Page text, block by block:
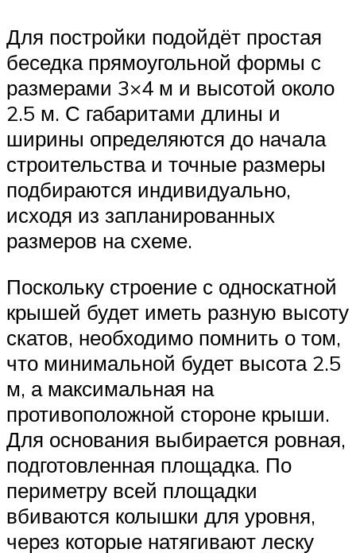
Для постройки подойдёт простая
беседка прямоугольной формы с
размерами 3×4 м и высотой около
2.5 м. С габаритами длины и
ширины определяются до начала
строительства и точные размеры
подбираются индивидуально,
исходя из запланированных
размеров на схеме.
Поскольку строение с односкатной
крышей будет иметь разную высоту
скатов, необходимо помнить о том,
что минимальной будет высота 2.5
м, а максимальная на
противоположной стороне крыши.
Для основания выбирается ровная,
подготовленная площадка. По
периметру всей площадки
вбиваются колышки для уровня,
через которые натягивают леску